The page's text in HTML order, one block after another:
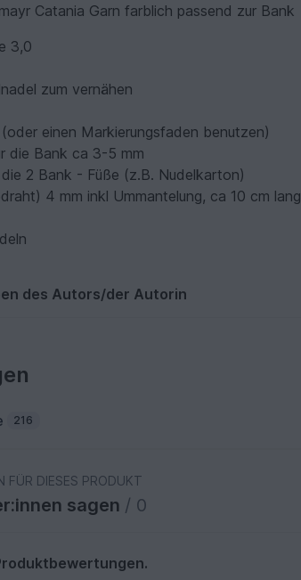
Catania Garn farblich passend zur Bank
3,0
zum vernähen
(oder einen Markierungsfaden benutzen)
die Bank ca 3-5 mm
2 Bank - Füße (z.B. Nudelkarton)
4 mm inkl Ummantelung, ca 10 cm lang
des Autors/der Autorin
216
FÜR DIESES PRODUKT
sagen / 0